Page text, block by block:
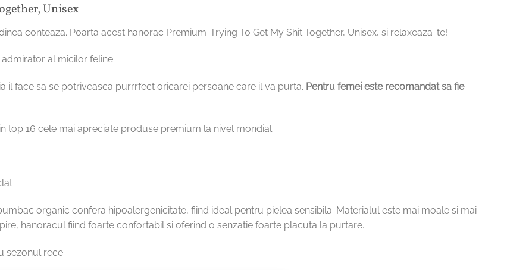
Unisex
conteaza. Poarta acest hanorac Premium-Trying To Get My Shit Together, Unisex, si relaxeaza-te!
al micilor feline.
il face sa se potriveasca purrrfect oricarei persoane care il va purta. Pentru femei este recomandat sa fie
top 16 cele mai apreciate produse premium la nivel mondial.
organic confera hipoalergenicitate, fiind ideal pentru pielea sensibila. Materialul este mai moale si mai
hanoracul fiind foarte confortabil si oferind o senzatie foarte placuta la purtare.
sezonul rece.